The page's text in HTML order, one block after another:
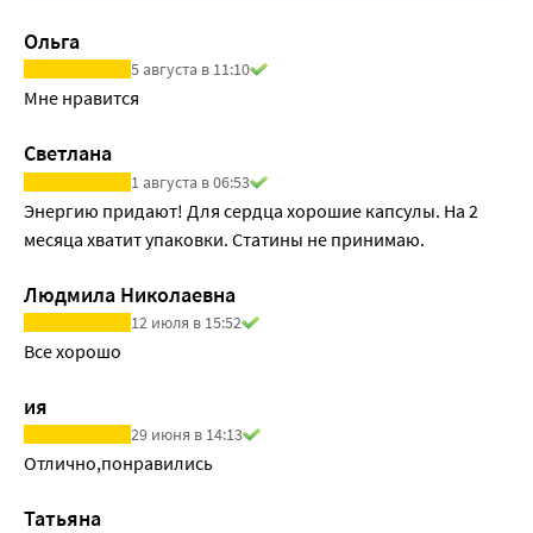
Ольга
5 августа в 11:10
Мне нравится
Светлана
1 августа в 06:53
Энергию придают! Для сердца хорошие капсулы. На 2
месяца хватит упаковки. Статины не принимаю.
Людмила Николаевна
12 июля в 15:52
Все хорошо
ия
29 июня в 14:13
Отлично,понравились
Татьяна